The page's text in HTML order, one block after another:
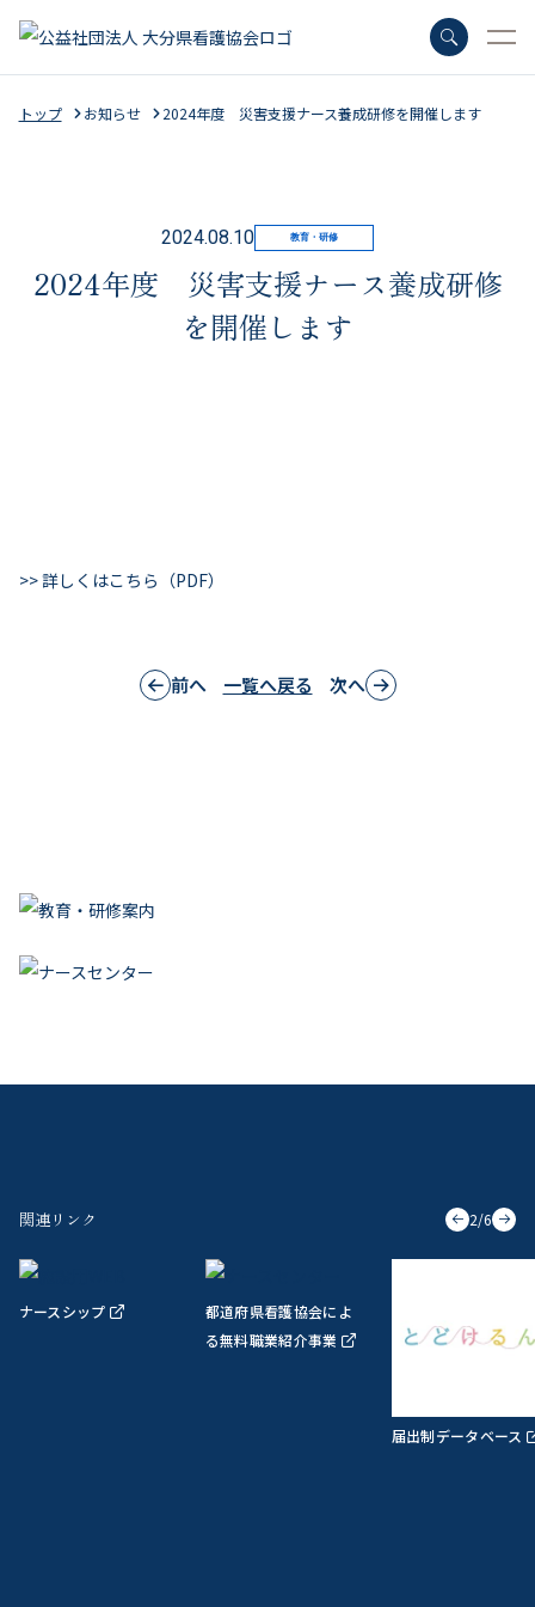
よく検索されているキーワード
会員特典
トップ お知らせ 2024年度 災害支援ナース養成研修を開催します
2024.08.10 教育・研修
2024年度 災害支援ナース養成研修
を開催します
>> 詳しくはこちら（PDF）
前へ 一覧へ戻る 次へ
関連リンク 2/6
ナースシップ
都道府県看護協会によ
る無料職業紹介事業
届出制データベース